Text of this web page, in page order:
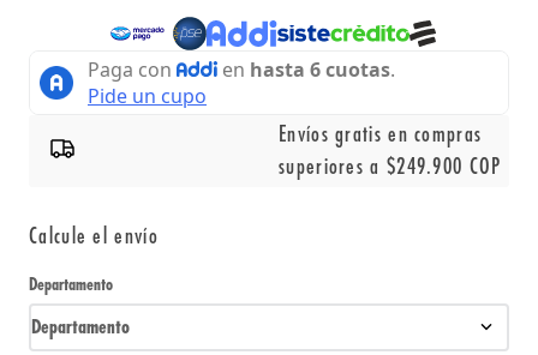
Envíos gratis en compras
superiores a $249.900 COP
Calcule el envío
Departamento
Departamento